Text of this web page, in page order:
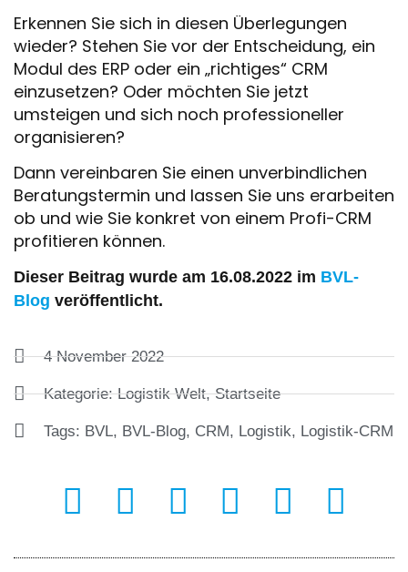
Erkennen Sie sich in diesen Überlegungen
wieder? Stehen Sie vor der Entscheidung, ein
Modul des ERP oder ein „richtiges“ CRM
einzusetzen? Oder möchten Sie jetzt
umsteigen und sich noch professioneller
organisieren?
Dann vereinbaren Sie einen unverbindlichen
Beratungstermin und lassen Sie uns erarbeiten
ob und wie Sie konkret von einem Profi-CRM
profitieren können.
Dieser Beitrag wurde am 16.08.2022 im BVL-
Blog veröffentlicht.
4 November 2022
Kategorie:Logistik Welt,Startseite
Tags: BVL, BVL-Blog, CRM, Logistik, Logistik-CRM